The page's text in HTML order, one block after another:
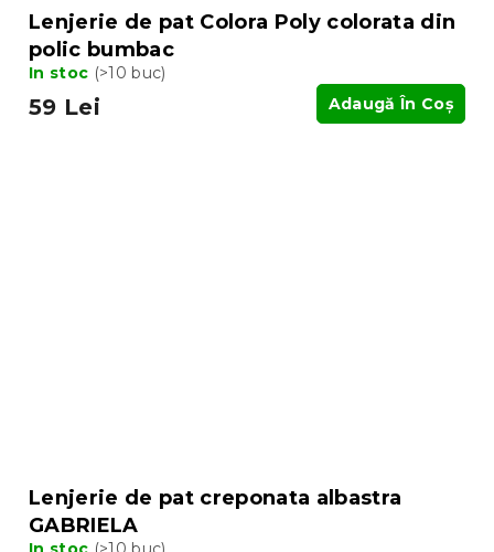
Lenjerie de pat Colora Poly colorata din
polic bumbac
In stoc (>10 buc)
59 Lei Adaugă În Coş
Lenjerie de pat creponata albastra
GABRIELA